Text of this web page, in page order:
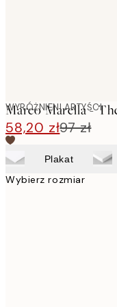
WYRÓŻNIENI ARTYŚCI
Marco Marella -
58,20 zł97 zł
Plakat
Wybierz rozmiar